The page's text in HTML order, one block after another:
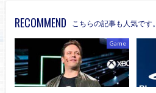
RECOMMEND こちらの記事も人気です。
Game